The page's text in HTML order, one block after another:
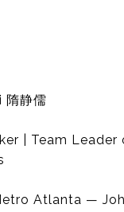
隋静儒
| Team Leader
Atlanta —